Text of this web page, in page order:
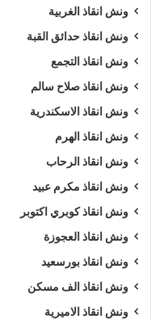
ونش انقاذ الغربية
ونش انقاذ حدائق القبة
ونش انقاذ التجمع
ونش انقاذ صلاح سالم
ونش انقاذ الاسكندرية
ونش انقاذ الهرم
ونش انقاذ الرحاب
ونش انقاذ مكرم عبيد
ونش انقاذ كوبري اكتوبر
ونش انقاذ العجوزة
ونش انقاذ بورسعيد
ونش انقاذ الف مسكن
ونش انقاذ الاميرية